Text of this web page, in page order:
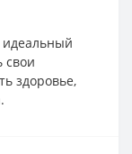
свои
здоровье,